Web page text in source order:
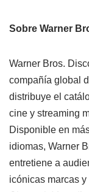
Sobre Warner
Warner Bros.
compañía global
distribuye el
cine y streaming
Disponible en
idiomas, Warner
entretiene a
icónicas marcas